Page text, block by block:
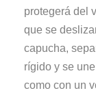
protegerá del
que se
capucha,
rígido y se
como con un